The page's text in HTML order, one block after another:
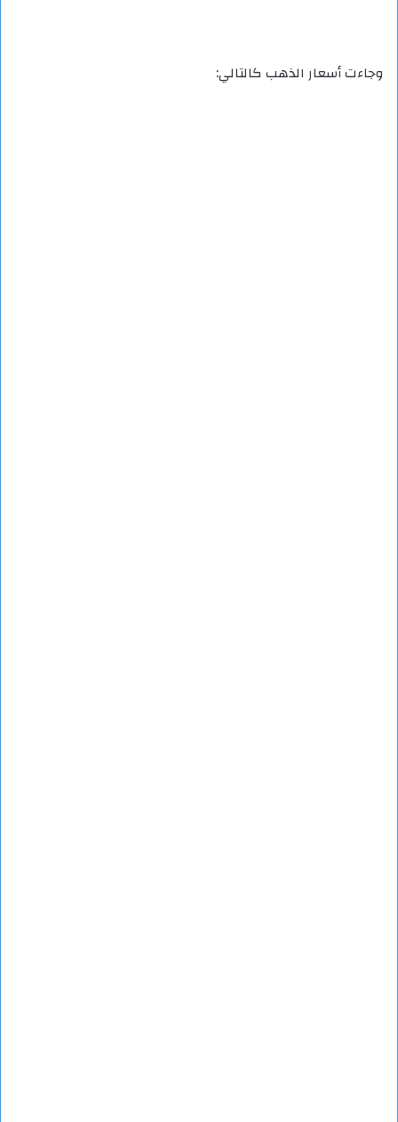
وجاءت أسعار الذهب كالتالي: